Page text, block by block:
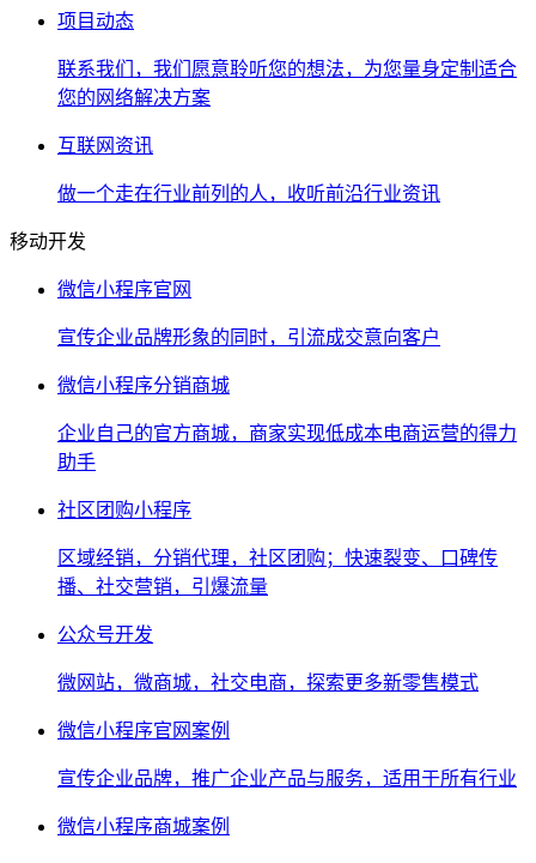
项目动态
联系我们，我们愿意聆听您的想法，为您量身定制适合
您的网络解决方案
互联网资讯
做一个走在行业前列的人，收听前沿行业资讯
移动开发
微信小程序官网
宣传企业品牌形象的同时，引流成交意向客户
微信小程序分销商城
企业自己的官方商城，商家实现低成本电商运营的得力
助手
社区团购小程序
区域经销，分销代理，社区团购；快速裂变、口碑传
播、社交营销，引爆流量
公众号开发
微网站，微商城，社交电商，探索更多新零售模式
微信小程序官网案例
宣传企业品牌，推广企业产品与服务，适用于所有行业
微信小程序商城案例